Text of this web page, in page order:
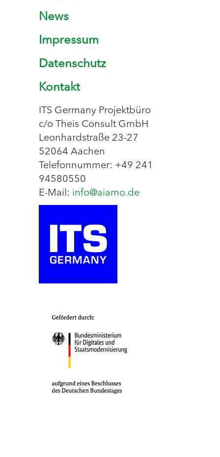
News
Impressum
Datenschutz
Kontakt
ITS Germany Projektbüro
c/o Theis Consult GmbH
Leonhardstraße 23-27
52064 Aachen
Telefonnummer: +49 241
94580550
E-Mail: info@aiamo.de